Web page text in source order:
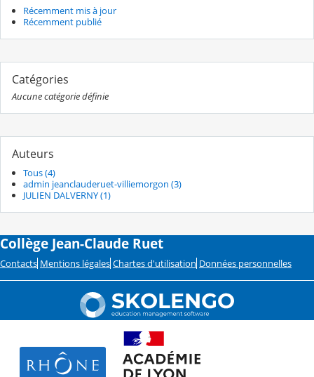
Récemment mis à jour
Récemment publié
Catégories
Aucune catégorie définie
Auteurs
Tous (4)
admin jeanclauderuet-villiemorgon (3)
JULIEN DALVERNY (1)
Collège Jean-Claude Ruet
Contacts Mentions légales Chartes d'utilisation Données personnelles